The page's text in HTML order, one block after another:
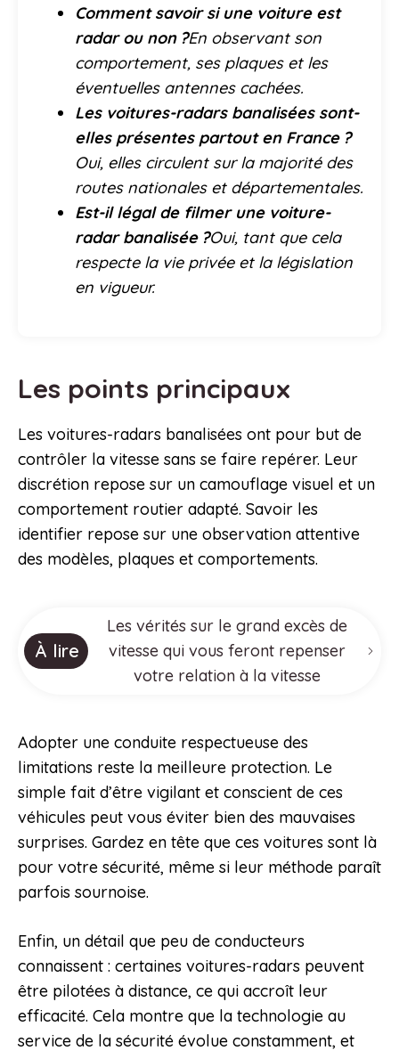
Comment savoir si une voiture est
radar ou non ?En observant son
comportement, ses plaques et les
éventuelles antennes cachées.
Les voitures-radars banalisées sont-
elles présentes partout en France ?
Oui, elles circulent sur la majorité des
routes nationales et départementales.
Est-il légal de filmer une voiture-
radar banalisée ?Oui, tant que cela
respecte la vie privée et la législation
en vigueur.
Les points principaux
Les voitures-radars banalisées ont pour but de
contrôler la vitesse sans se faire repérer. Leur
discrétion repose sur un camouflage visuel et un
comportement routier adapté. Savoir les
identifier repose sur une observation attentive
des modèles, plaques et comportements.
À lire
Les vérités sur le grand excès de
vitesse qui vous feront repenser
votre relation à la vitesse
Adopter une conduite respectueuse des
limitations reste la meilleure protection. Le
simple fait d’être vigilant et conscient de ces
véhicules peut vous éviter bien des mauvaises
surprises. Gardez en tête que ces voitures sont là
pour votre sécurité, même si leur méthode paraît
parfois sournoise.
Enfin, un détail que peu de conducteurs
connaissent : certaines voitures-radars peuvent
être pilotées à distance, ce qui accroît leur
efficacité. Cela montre que la technologie au
service de la sécurité évolue constamment, et